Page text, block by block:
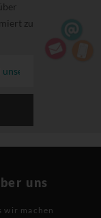
zu
uns
wir machen